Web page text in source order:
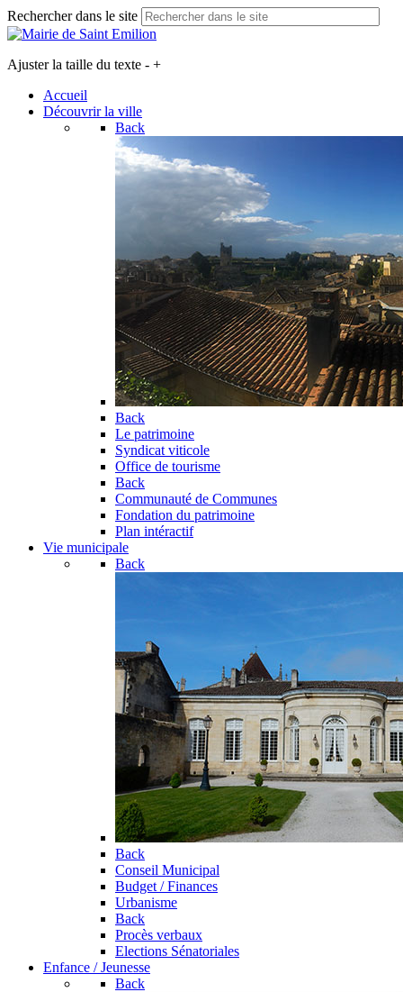
Rechercher dans le site
Ajuster la taille du texte - +
Accueil
Découvrir la ville
Back
Back
Le patrimoine
Syndicat viticole
Office de tourisme
Back
Communauté de Communes
Fondation du patrimoine
Plan intéractif
Vie municipale
Back
Back
Conseil Municipal
Budget / Finances
Urbanisme
Back
Procès verbaux
Elections Sénatoriales
Enfance / Jeunesse
Back